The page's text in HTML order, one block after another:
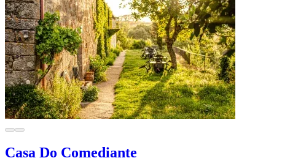
Casa Do Comediante